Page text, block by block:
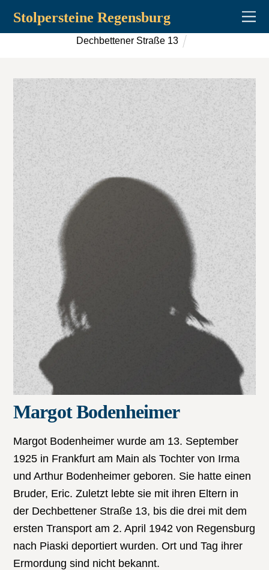
Stolpersteine Regensburg
Dechbettener Straße 13
Margot Bodenheimer
Margot Bodenheimer wurde am 13. September
1925 in Frankfurt am Main als Tochter von Irma
und Arthur Bodenheimer geboren. Sie hatte einen
Bruder, Eric. Zuletzt lebte sie mit ihren Eltern in
der Dechbettener Straße 13, bis die drei mit dem
ersten Transport am 2. April 1942 von Regensburg
nach Piaski deportiert wurden. Ort und Tag ihrer
Ermordung sind nicht bekannt.